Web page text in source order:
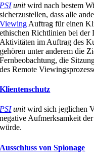
PSIunitwird nach bestem
sicherzustellen, dass alle
Viewing Auftrag für einen
ethischen Richtlinien bei
Aktivitäten im Auftrag des
gehören unter anderem die
Fernbeobachtung, die
des Remote
Klientenschutz
PSIunitwird sich jeglichen
negative Aufmerksamkeit
würde.
Ausschluss von Spionage